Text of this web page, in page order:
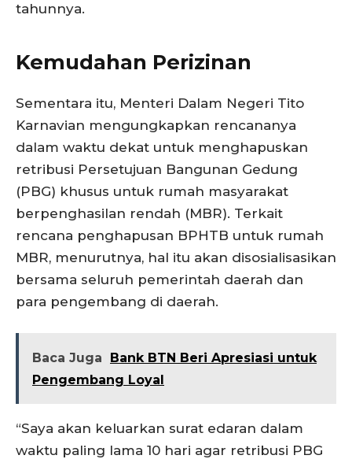
tahunnya.
Kemudahan Perizinan
Sementara itu, Menteri Dalam Negeri Tito
Karnavian mengungkapkan rencananya
dalam waktu dekat untuk menghapuskan
retribusi Persetujuan Bangunan Gedung
(PBG) khusus untuk rumah masyarakat
berpenghasilan rendah (MBR). Terkait
rencana penghapusan BPHTB untuk rumah
MBR, menurutnya, hal itu akan disosialisasikan
bersama seluruh pemerintah daerah dan
para pengembang di daerah.
Baca Juga
Bank BTN Beri Apresiasi untuk
Pengembang Loyal
“Saya akan keluarkan surat edaran dalam
waktu paling lama 10 hari agar retribusi PBG